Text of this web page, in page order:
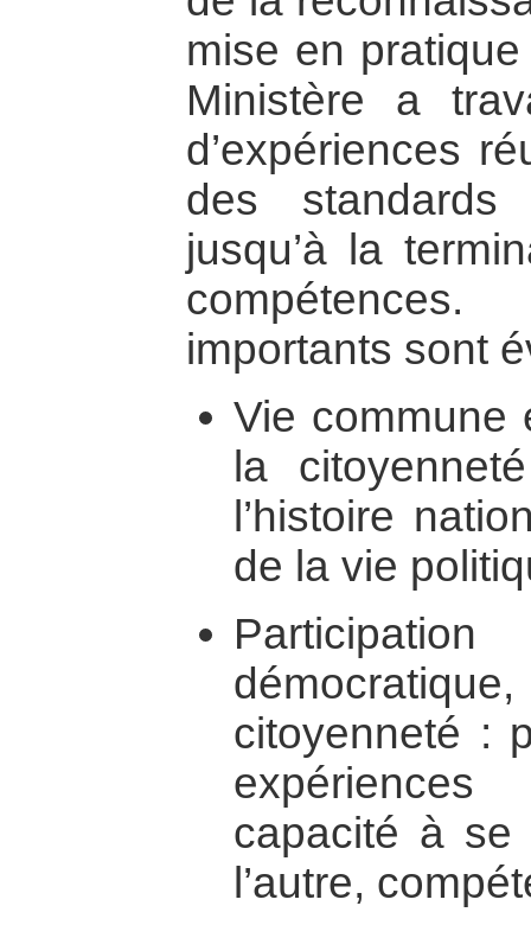
mise en
Ministère a
d’expériences
des
jusqu’à la
importants sont
Vie commune
la
l’histoire
de la vie
citoyenneté :
capacité à
l’autre,